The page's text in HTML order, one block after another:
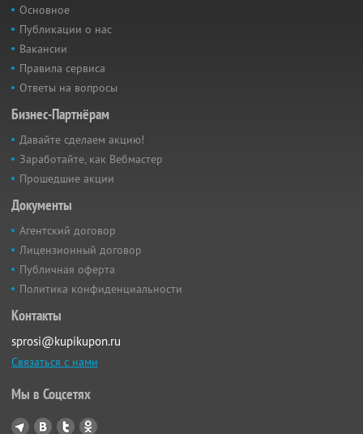
Основное
Публикации о нас
Вакансии
Правила сервиса
Ответы на вопросы
Бизнес-Партнёрам
Давайте сделаем акцию!
Заработайте, как Вебмастер
Прошедшие акции
Документы
Агентский договор
Лицензионный договор
Публичная оферта
Политика конфиденциальности
Контакты
sprosi@kupikupon.ru
Связаться с нами
Мы в Соцсетях